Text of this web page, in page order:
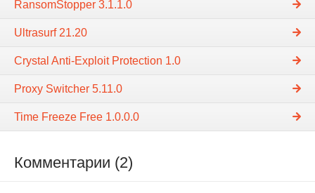
RansomStopper 3.1.1.0
Ultrasurf 21.20
Crystal Anti-Exploit Protection 1.0
Proxy Switcher 5.11.0
Time Freeze Free 1.0.0.0
Комментарии (2)